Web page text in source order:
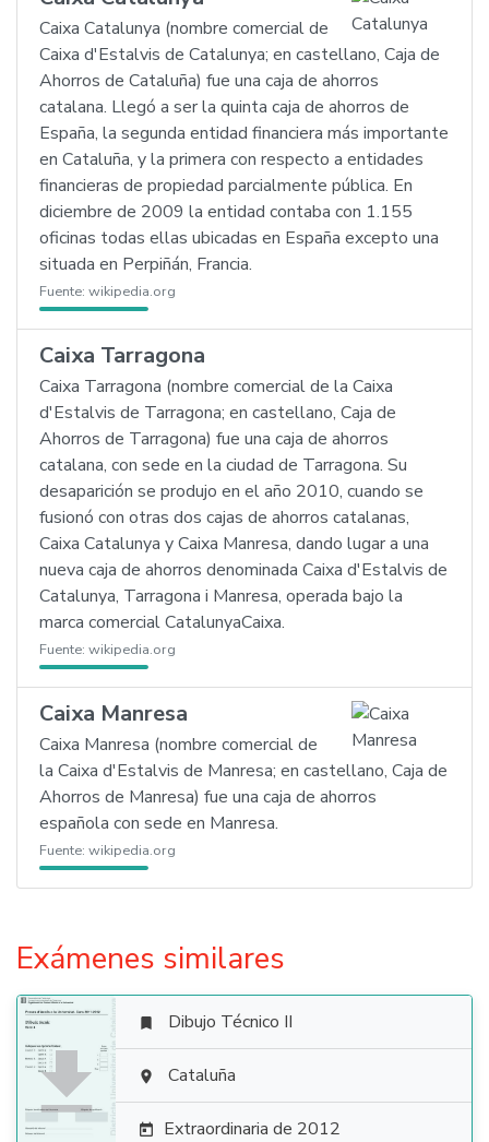
Caixa Catalunya (nombre comercial de
Caixa d'Estalvis de Catalunya; en castellano, Caja de
Ahorros de Cataluña) fue una caja de ahorros
catalana. Llegó a ser la quinta caja de ahorros de
España, la segunda entidad financiera más importante
en Cataluña, y la primera con respecto a entidades
financieras de propiedad parcialmente pública. En
diciembre de 2009 la entidad contaba con 1.155
oficinas todas ellas ubicadas en España excepto una
situada en Perpiñán, Francia.
Fuente: wikipedia.org
Caixa Tarragona
Caixa Tarragona (nombre comercial de la Caixa
d'Estalvis de Tarragona; en castellano, Caja de
Ahorros de Tarragona) fue una caja de ahorros
catalana, con sede en la ciudad de Tarragona. Su
desaparición se produjo en el año 2010, cuando se
fusionó con otras dos cajas de ahorros catalanas,
Caixa Catalunya y Caixa Manresa, dando lugar a una
nueva caja de ahorros denominada Caixa d'Estalvis de
Catalunya, Tarragona i Manresa, operada bajo la
marca comercial CatalunyaCaixa.
Fuente: wikipedia.org
Caixa Manresa
Caixa Manresa (nombre comercial de
la Caixa d'Estalvis de Manresa; en castellano, Caja de
Ahorros de Manresa) fue una caja de ahorros
española con sede en Manresa.
Fuente: wikipedia.org
Exámenes similares

 Dibujo Técnico II
 Cataluña
 Extraordinaria de 2012